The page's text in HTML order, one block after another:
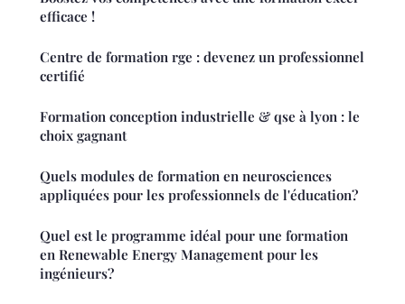
efficace !
Centre de formation rge : devenez un professionnel
certifié
Formation conception industrielle & qse à lyon : le
choix gagnant
Quels modules de formation en neurosciences
appliquées pour les professionnels de l'éducation?
Quel est le programme idéal pour une formation
en Renewable Energy Management pour les
ingénieurs?